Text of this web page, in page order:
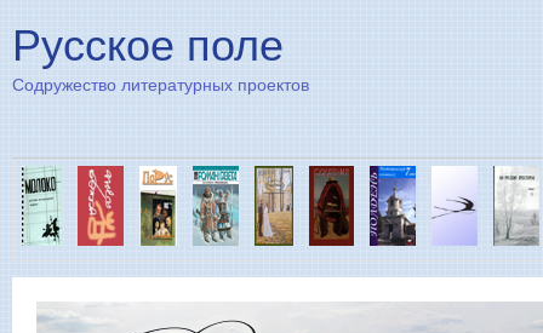
Русское поле
Содружество литературных проектов